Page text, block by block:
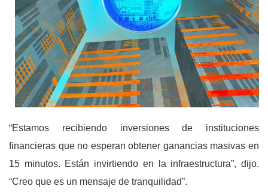
“Estamos recibiendo inversiones de instituciones
financieras que no esperan obtener ganancias masivas en
15 minutos. Están invirtiendo en la infraestructura”, dijo.
“Creo que es un mensaje de tranquilidad”.